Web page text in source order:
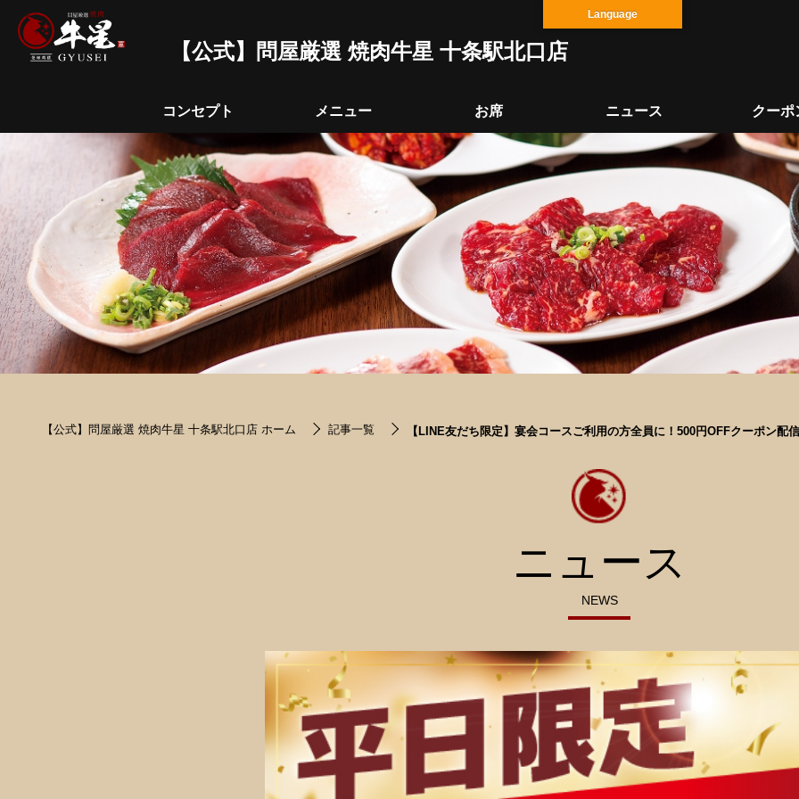
【公式】問屋厳選 焼肉牛星 十条駅北口店
コンセプト メニュー お席 ニュース クーポ
【公式】問屋厳選 焼肉牛星 十条駅北口店 ホーム 記事一覧 【LINE友だち限定】宴会コースご利用の方全員に！500円OFFクーポン配
ニュース
NEWS
Language